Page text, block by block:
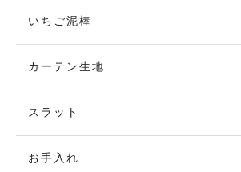
いちご泥棒
カーテン生地
スラット
お手入れ